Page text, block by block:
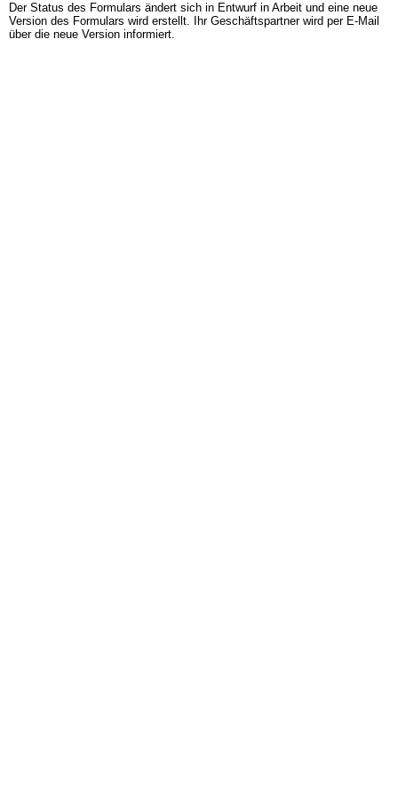
Der Status des Formulars ändert sich in Entwurf in Arbeit und eine neue
Version des Formulars wird erstellt. Ihr Geschäftspartner wird per E-Mail
über die neue Version informiert.